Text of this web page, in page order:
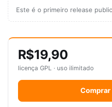
Este é o primeiro release
R$19,90
licença GPL · uso ilimitado
Comprar